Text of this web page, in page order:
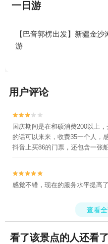
一日游
【巴音郭楞出发】新疆金沙
游
用户评论


国庆期间是在和硕消费200以上
的话可以来来，收费35一个人，
抖音上买86的门票，还包含一张


感觉不错，现在的服务水平提高
查看
看了该景点的人还看了